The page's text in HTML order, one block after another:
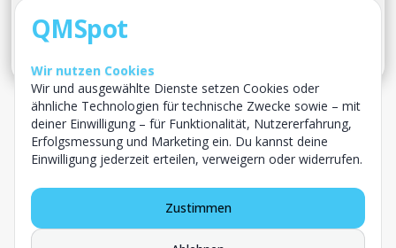
Thomas Zydeck
QMSpot
Wir nutzen Cookies
Wir und ausgewählte Dienste setzen Cookies oder
ähnliche Technologien für technische Zwecke sowie – mit
deiner Einwilligung – für Funktionalität, Nutzererfahrung,
Erfolgsmessung und Marketing ein. Du kannst deine
Einwilligung jederzeit erteilen, verweigern oder widerrufen.
Zustimmen